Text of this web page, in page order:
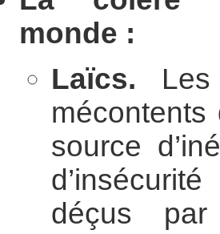
monde :
Laïcs.
mécontents
source
déçus